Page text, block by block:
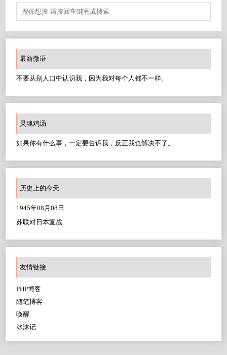
最新微语
不要从别人口中认识我，因为我对每个人都不一样。
灵魂鸡汤
如果你有什么事，一定要告诉我，反正我也解决不了。
历史上的今天
1945年08月08日
苏联对日本宣战
友情链接
PHP博客
随笔博客
唤醒
冰沫记